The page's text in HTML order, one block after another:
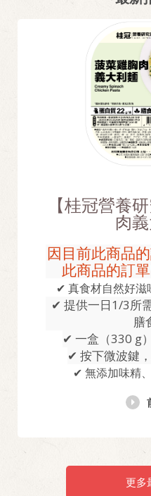
【桂冠營養
肉
因目前此商品
此商品的訂
✔ 真食材自然好滋
✔ 提供一日1/3所
膳
✔ 一盒（330 g
✔ 按下微波鍵
✔ 無添加味精
更多